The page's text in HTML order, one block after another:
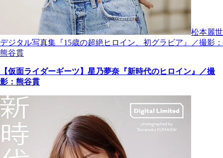
松本麗世
デジタル写真集『15歳の超絶ヒロイン、初グラビア』／撮影：
熊谷貫
【仮面ライダーギーツ】星乃夢奈『新時代のヒロイン』／撮
影：熊谷貫